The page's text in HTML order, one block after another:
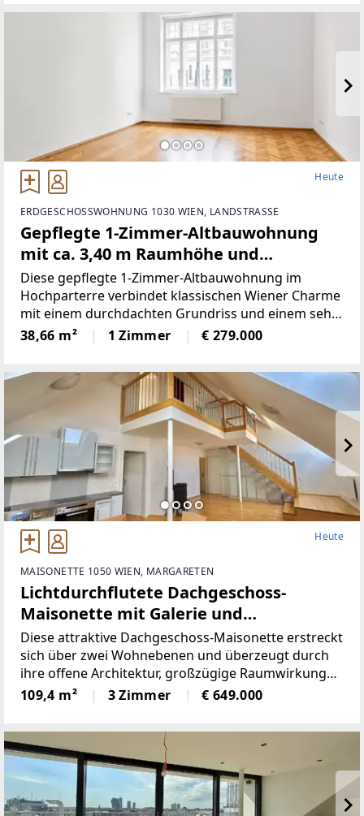
Heute
ERDGESCHOSSWOHNUNG 1030 WIEN, LANDSTRASSE
Gepflegte 1-Zimmer-Altbauwohnung
mit ca. 3,40 m Raumhöhe und
klassischem Wiener Charme
Diese gepflegte 1-Zimmer-Altbauwohnung im
Hochparterre verbindet klassischen Wiener Charme
mit einem durchdachten Grundriss und einem sehr
guten Erhaltungszustand. Die Raumhöhe von rund
3,40 m schafft ein besonders großzügiges
38,66 m² 1 Zimmer € 279.000
Heute
MAISONETTE 1050 WIEN, MARGARETEN
Lichtdurchflutete Dachgeschoss-
Maisonette mit Galerie und
großzügiger 29 m² Dachterrasse
Diese attraktive Dachgeschoss-Maisonette erstreckt
sich über zwei Wohnebenen und überzeugt durch
ihre offene Architektur, großzügige Raumwirkung
und viel Tageslicht.Im unteren Geschoss empfängt
ein geräumiger Vorraum die Bewohner. Von hier
109,4 m² 3 Zimmer € 649.000